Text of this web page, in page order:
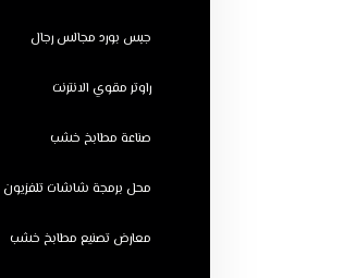
جبس بورد مجالس رجال
راوتر مقوي الانترنت
صناعة مطابخ خشب
محل برمجة شاشات تلفزيون
معارض تصنيع مطابخ خشب